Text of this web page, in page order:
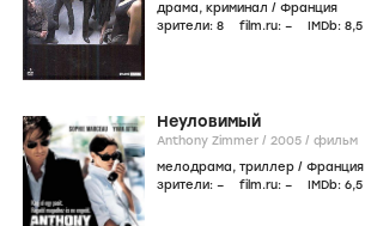
драма, криминал / Франция
зрители: 8 film.ru: – IMDb: 8,5
Неуловимый
Anthony Zimmer / 2005 / фильм
мелодрама, триллер / Франция
зрители: – film.ru: – IMDb: 6,5